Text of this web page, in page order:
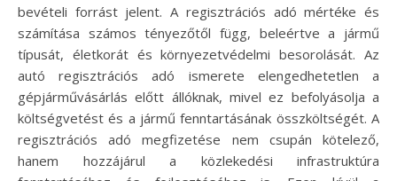
bevételi forrást jelent. A regisztrációs adó mértéke és
számítása számos tényezőtől függ, beleértve a jármű
típusát, életkorát és környezetvédelmi besorolását. Az
autó regisztrációs adó ismerete elengedhetetlen a
gépjárművásárlás előtt állóknak, mivel ez befolyásolja a
költségvetést és a jármű fenntartásának összköltségét. A
regisztrációs adó megfizetése nem csupán kötelező,
hanem hozzájárul a közlekedési infrastruktúra